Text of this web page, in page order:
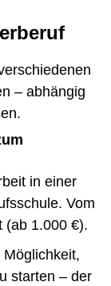
– abhängig
in einer
Vom
(ab 1.000 €).
starten – der